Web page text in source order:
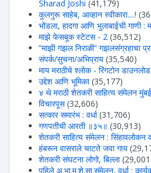
Sharad Joshi (41,179)
कुलगुरू साहेब, आव्हान स्वीकारा....!
भोंडला, हादगा आणि भुलाबाईची गाणी :
माझे फेसबूक स्टेटस - 2 (36,512)
“माझी गझल निराळी” गझलसंग्रहाचा
संपर्क/सुचना/अभिप्राय (35,540)
माय मराठीचे श्लोक - रिंगटोन
उद्देश आणि भूमिका (35,177)
४ थे मराठी शेतकरी साहित्य संमेलन
विचारपूस (32,606)
सत्कार समारंभ : वर्धा (31,706)
गणपतीची आरती ॥३५॥ (30,913)
शेतकरी साहित्य संमेलन : सिंहावलोकन
हंबरून वासराले चाटते जवा गाय
शेतकरी संघटना लोगो, बिल्ला
पहिले अ.भा.म.शे.सा.संमेलन, वर्धा :